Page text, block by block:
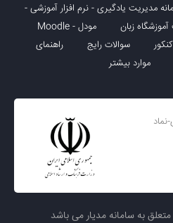
مدیریت یادگیری - نرم افزار آموزشی -
زبان
مودل - Moodle
سوالات رایج
راهنمای
موارد بیشتر
به سامانه مدیار می باشد